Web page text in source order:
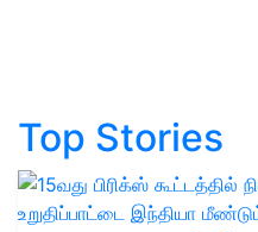
Top Stories